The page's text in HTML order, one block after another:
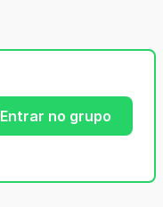
Entrar no grupo